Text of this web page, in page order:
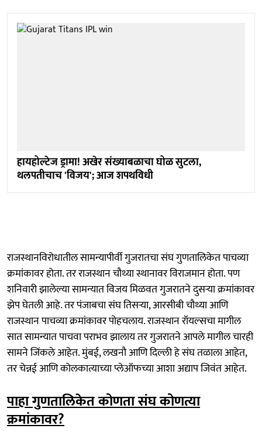
हायहोल्टेज ड्रामा! अखेर संख्याबळाचा घोळ सुटला,
थलपतीचाच 'विजय'; आज शपथविधी
राजस्थानविरोधातील सामन्यापीर्वी गुजरातचा संघ गुणतालिकेत पाचव्या
क्रमांकावर होता. तर राजस्थान चौथ्या स्थानावर विराजमान होता. पण
शनिवारी झालेल्या सामन्यात विजय मिळवत गुजरातने दुसऱ्या क्रमांकावर
झेप घेतली आहे. तर पंजाबचा संघ तिसऱ्या, आरसीबी चौथ्या आणि
राजस्थान पाचव्या क्रमांकावर पोहचलाय. राजस्थान रॉयल्सचा मागील
सात सामन्यात पाचवा पराभव झालाय तर गुजरातने आपले मागील चारही
सामने जिंकले आहेत. मुंबई, लखनौ आणि दिल्ली हे संघ तळाला आहेत,
तर चेन्नई आणि कोलकात्याच्या प्लेऑफच्या आशा अद्याप जिवंत आहेत.
पाहा गुणतालिकेत कोणता संघ कोणत्या
क्रमांकावर?